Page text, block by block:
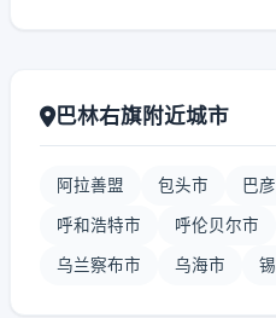
巴林右旗附近城市
阿拉善盟 包头市 巴
呼和浩特市 呼伦贝尔市
乌兰察布市 乌海市